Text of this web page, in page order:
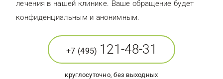
лечения в нашей клинике. Ваше обращение будет
конфиденциальным и анонимным.
+7 (495) 121-48-31
круглосуточно, без выходных